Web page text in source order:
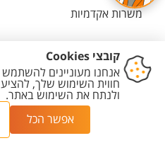
משרות אקדמיות
נגישות
מדיניות